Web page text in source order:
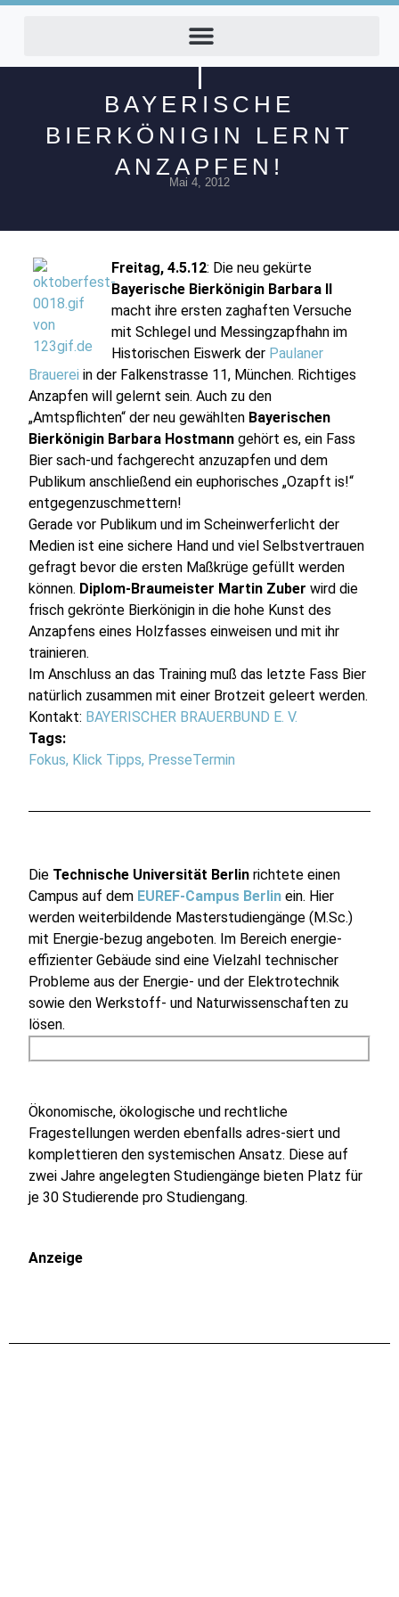
BAYERISCHE
BIERKÖNIGIN LERNT
ANZAPFEN!
Mai 4, 2012
Freitag, 4.5.12: Die neu gekürte
Bayerische Bierkönigin Barbara II
macht ihre ersten zaghaften Versuche
mit Schlegel und Messingzapfhahn im
Historischen Eiswerk der Paulaner
Brauerei in der Falkenstrasse 11, München. Richtiges
Anzapfen will gelernt sein. Auch zu den
„Amtspflichten“ der neu gewählten Bayerischen
Bierkönigin Barbara Hostmann gehört es, ein Fass
Bier sach-und fachgerecht anzuzapfen und dem
Publikum anschließend ein euphorisches „Ozapft is!“
entgegenzuschmettern!
Gerade vor Publikum und im Scheinwerferlicht der
Medien ist eine sichere Hand und viel Selbstvertrauen
gefragt bevor die ersten Maßkrüge gefüllt werden
können. Diplom-Braumeister Martin Zuber wird die
frisch gekrönte Bierkönigin in die hohe Kunst des
Anzapfens eines Holzfasses einweisen und mit ihr
trainieren.
Im Anschluss an das Training muß das letzte Fass Bier
natürlich zusammen mit einer Brotzeit geleert werden.
Kontakt: BAYERISCHER BRAUERBUND E. V.
Tags:
Fokus, Klick Tipps, PresseTermin
Die Technische Universität Berlin richtete einen
Campus auf dem EUREF-Campus Berlin ein. Hier
werden weiterbildende Masterstudiengänge (M.Sc.)
mit Energie-bezug angeboten. Im Bereich energie-
effizienter Gebäude sind eine Vielzahl technischer
Probleme aus der Energie- und der Elektrotechnik
sowie den Werkstoff- und Naturwissenschaften zu
lösen.
Ökonomische, ökologische und rechtliche
Fragestellungen werden ebenfalls adres-siert und
komplettieren den systemischen Ansatz. Diese auf
zwei Jahre angelegten Studiengänge bieten Platz für
je 30 Studierende pro Studiengang.
Anzeige